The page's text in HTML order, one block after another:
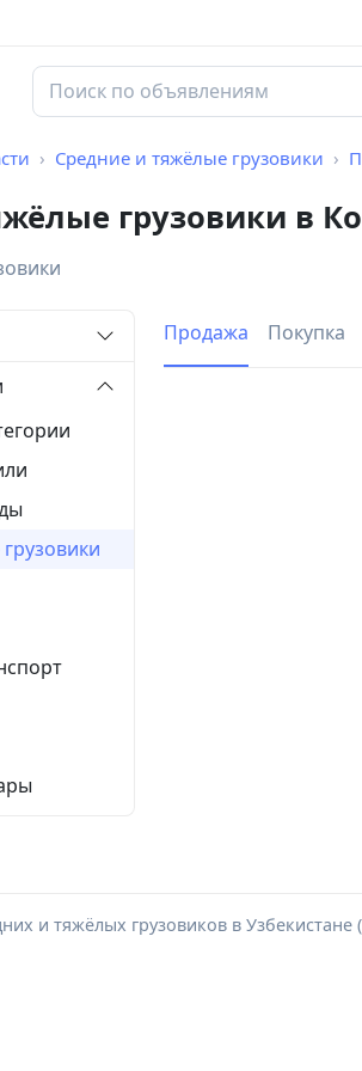
Средние и тяжёлые грузовики
грузовики в
Продажа Покупка
и тяжёлых грузовиков в